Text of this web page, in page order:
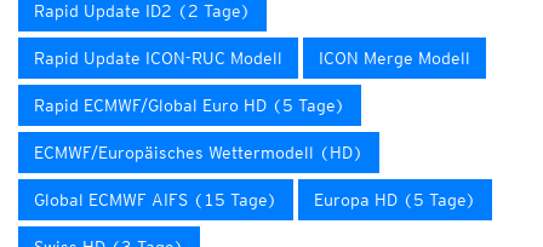
Rapid Update ID2 (2 Tage)
Rapid Update ICON-RUC Modell ICON Merge Modell
Rapid ECMWF/Global Euro HD (5 Tage)
ECMWF/Europäisches Wettermodell (HD)
Global ECMWF AIFS (15 Tage) Europa HD (5 Tage)